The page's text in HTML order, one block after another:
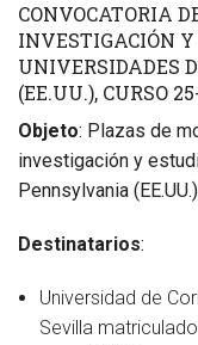
CONVOCATORIA
INVESTIGACIÓN
UNIVERSIDADES
(EE.UU.), CURSO
Objeto: Plazas de
investigación y
Pennsylvania
Destinatarios:
Universidad de
Sevilla